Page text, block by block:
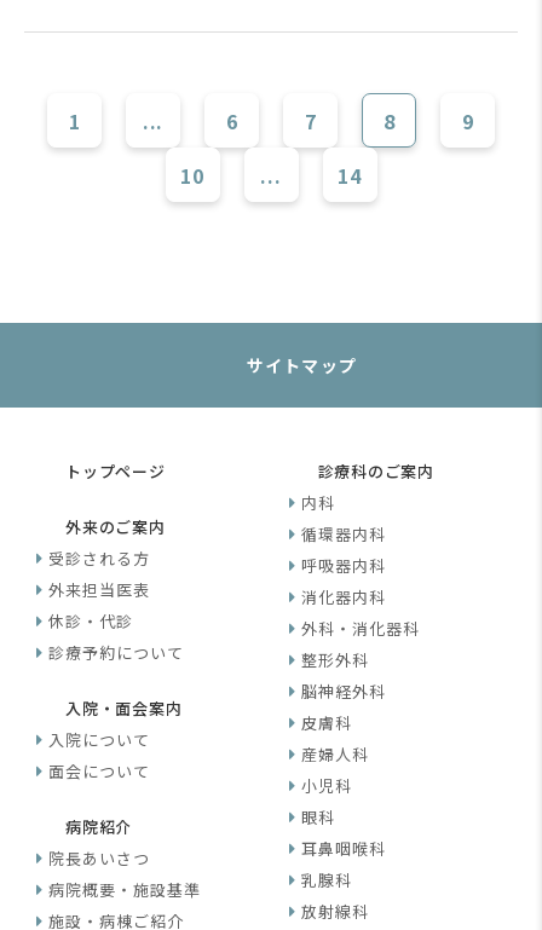
1 ... 6 7 8
9
10
... 14
サイトマップ
トップページ
外来のご案内
受診される方
外来担当医表
休診・代診
診療予約について
入院・面会案内
入院について
面会について
病院紹介
院長あいさつ
病院概要・施設基準
施設・病棟ご紹介
診療科のご案内
内科
循環器内科
呼吸器内科
消化器内科
外科・消化器科
整形外科
脳神経外科
皮膚科
産婦人科
小児科
眼科
耳鼻咽喉科
乳腺科
放射線科